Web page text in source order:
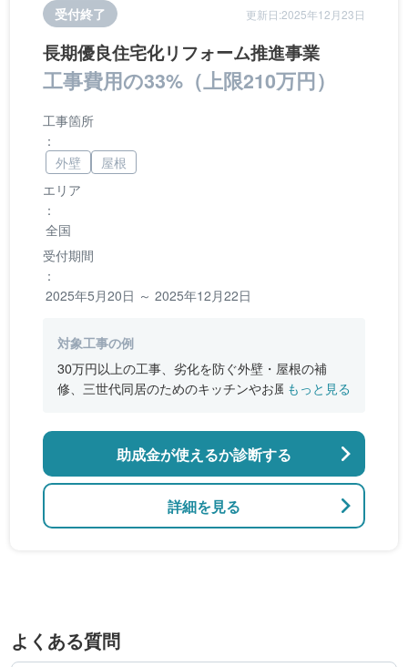
受付終了 更新日:2025年12月23日
長期優良住宅化リフォーム推進事業
工事費用の33%（上限210万円）
エリア
：
全国
受付期間
：
2025年5月20日 ～ 2025年12月22日
工事箇所
：
外壁
屋根
対象工事の例
30万円以上の工事、劣化を防ぐ外壁・屋根の補
修、三世代同居のためのキッチンやお風呂の増
もっと見る
詳細を見る
助成金が使えるか診断する
よくある質問